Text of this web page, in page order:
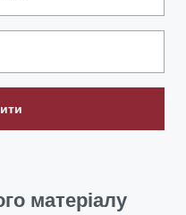
матеріалу